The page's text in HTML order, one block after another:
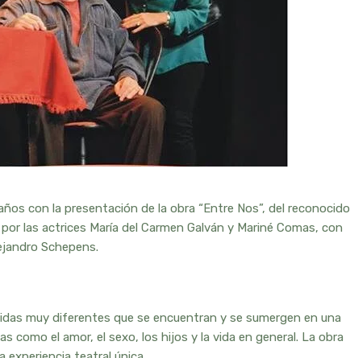
con la presentación de la obra “Entre Nos”, del reconocido
las actrices María del Carmen Galván y Mariné Comas, con
Schepens.
muy diferentes que se encuentran y se sumergen en una
como el amor, el sexo, los hijos y la vida en general. La obra